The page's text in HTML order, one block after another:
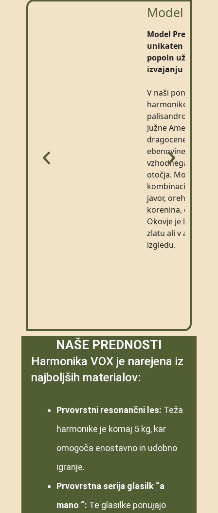
Model
Model Prestige
unikaten izgled in
popoln užitek pri
izvajanju glasbe.
V naši ponudbi
harmoniko iz
palisandrovega
Južne Amerike in
dragocenega lesa
ebenovine
vzhodnega
otočja. Možne
kombinacije lesa
javor, oreh,
korenina, oliva,
Okovje je lahko v
zlatu ali v antico
izgledu.
NAŠE PREDNOSTI
Harmonika VOX je narejena iz
najboljših materialov:
Prvovrstni resonančni les: Teža
harmonike je komaj 5 kg, kar
omogoča enostavno in udobno
igranje.
Prvovrstna serija glasilk “a
mano “: Te glasilke ponujajo